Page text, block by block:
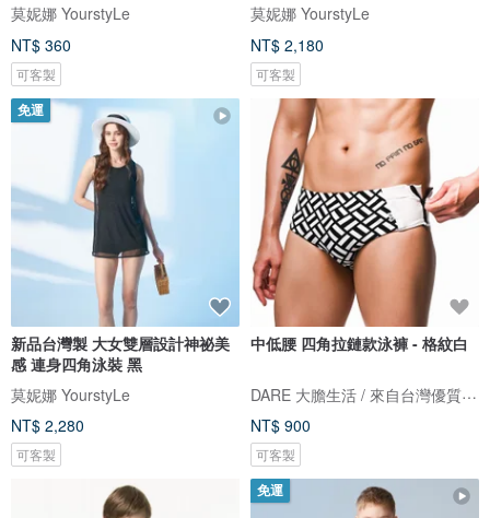
莫妮娜 YourstyLe
NT$ 360
可客製
莫妮娜 YourstyLe
NT$ 2,180
可客製
免運
新品台灣製 大女雙層設計神祕美
感 連身四角泳裝 黑
莫妮娜 YourstyLe
NT$ 2,280
可客製
中低腰 四角拉鏈款泳褲 - 格紋白
DARE 大膽生活 / 來自台灣優質男性內著
NT$ 900
可客製
免運